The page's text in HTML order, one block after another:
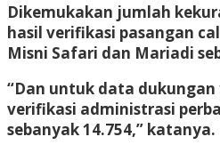
Dikemukakan jumlah
hasil verifikasi pasangan
Misni Safari dan Mariadi
“Dan untuk data
verifikasi administrasi
sebanyak 14.754,” katanya.